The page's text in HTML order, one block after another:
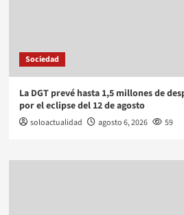
Sociedad
La DGT prevé hasta 1,5 millones de
por el eclipse del 12 de agosto
soloactualidad agosto 6, 2026 59